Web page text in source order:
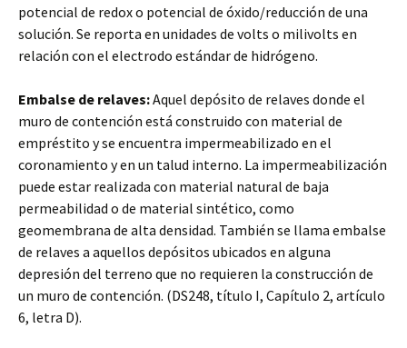
potencial de redox o potencial de óxido/reducción de una
solución. Se reporta en unidades de volts o milivolts en
relación con el electrodo estándar de hidrógeno.
Embalse de relaves:Aquel depósito de relaves donde el
muro de contención está construido con material de
empréstito y se encuentra impermeabilizado en el
coronamiento y en un talud interno. La impermeabilización
puede estar realizada con material natural de baja
permeabilidad o de material sintético, como
geomembrana de alta densidad. También se llama embalse
de relaves a aquellos depósitos ubicados en alguna
depresión del terreno que no requieren la construcción de
un muro de contención. (DS248, título I, Capítulo 2, artículo
6, letra D).